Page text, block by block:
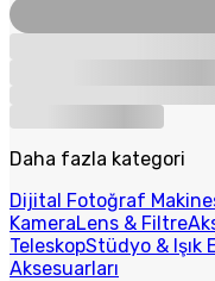
Daha fazla kategori
Dijital Fotoğraf
KameraLens & Filtre
TeleskopStüdyo & Işık
Aksesuarları